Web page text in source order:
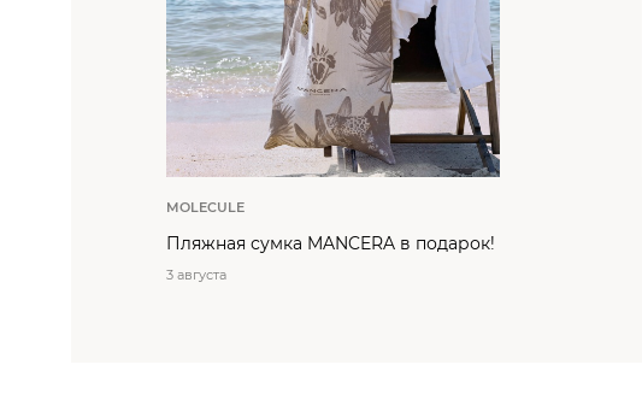
MOLECULE
Пляжная сумка MANCERA в подарок!
3 августа